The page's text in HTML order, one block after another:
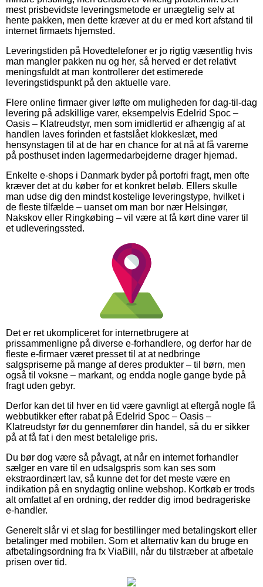
mest prisbevidste leveringsmetode er unægtelig selv at
hente pakken, men dette kræver at du er med kort afstand til
internet firmaets hjemsted.
Leveringstiden på Hovedtelefoner er jo rigtig væsentlig hvis
man mangler pakken nu og her, så herved er det relativt
meningsfuldt at man kontrollerer det estimerede
leveringstidspunkt på den aktuelle vare.
Flere online firmaer giver løfte om muligheden for dag-til-dag
levering på adskillige varer, eksempelvis Edelrid Spoc –
Oasis – Klatreudstyr, men som imidlertid er afhængig af at
handlen laves forinden et fastslået klokkeslæt, med
hensynstagen til at de har en chance for at nå at få varerne
på posthuset inden lagermedarbejderne drager hjemad.
Enkelte e-shops i Danmark byder på portofri fragt, men ofte
kræver det at du køber for et konkret beløb. Ellers skulle
man udse dig den mindst kostelige leveringstype, hvilket i
de fleste tilfælde – uanset om man bor nær Helsingør,
Nakskov eller Ringkøbing – vil være at få kørt dine varer til
et udleveringssted.
Det er ret ukompliceret for internetbrugere at
prissammenligne på diverse e-forhandlere, og derfor har de
fleste e-firmaer været presset til at at nedbringe
salgspriserne på mange af deres produkter – til børn, men
også til voksne – markant, og endda nogle gange byde på
fragt uden gebyr.
Derfor kan det til hver en tid være gavnligt at eftergå nogle få
webbutikker efter rabat på Edelrid Spoc – Oasis –
Klatreudstyr før du gennemfører din handel, så du er sikker
på at få fat i den mest betalelige pris.
Du bør dog være så påvagt, at når en internet forhandler
sælger en vare til en udsalgspris som kan ses som
ekstraordinært lav, så kunne det for det meste være en
indikation på en snydagtig online webshop. Kortkøb er trods
alt omfattet af en ordning, der redder dig imod bedrageriske
e-handler.
Generelt slår vi et slag for bestillinger med betalingskort eller
betalinger med mobilen. Som et alternativ kan du bruge en
afbetalingsordning fra fx ViaBill, når du tilstræber at afbetale
prisen over tid.